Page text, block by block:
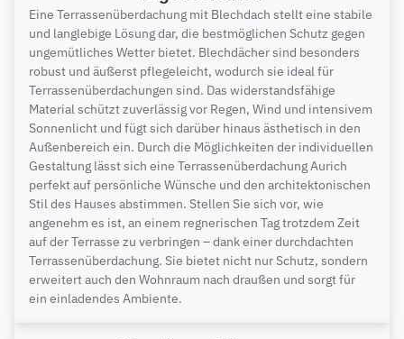
Eine Terrassenüberdachung mit Blechdach stellt eine stabile
und langlebige Lösung dar, die bestmöglichen Schutz gegen
ungemütliches Wetter bietet. Blechdächer sind besonders
robust und äußerst pflegeleicht, wodurch sie ideal für
Terrassenüberdachungen sind. Das widerstandsfähige
Material schützt zuverlässig vor Regen, Wind und intensivem
Sonnenlicht und fügt sich darüber hinaus ästhetisch in den
Außenbereich ein. Durch die Möglichkeiten der individuellen
Gestaltung lässt sich eine Terrassenüberdachung Aurich
perfekt auf persönliche Wünsche und den architektonischen
Stil des Hauses abstimmen. Stellen Sie sich vor, wie
angenehm es ist, an einem regnerischen Tag trotzdem Zeit
auf der Terrasse zu verbringen – dank einer durchdachten
Terrassenüberdachung. Sie bietet nicht nur Schutz, sondern
erweitert auch den Wohnraum nach draußen und sorgt für
ein einladendes Ambiente.